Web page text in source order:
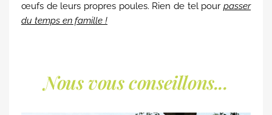
œufs de leurs propres poules. Rien de tel pour passer
du temps en famille !
Nous vous conseillons...